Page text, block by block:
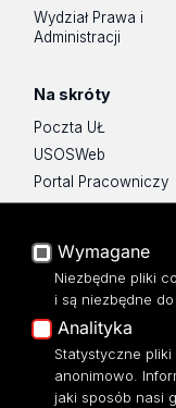
Wydział Prawa i
Administracji
Na skróty
Poczta UŁ
USOSWeb
Portal Pracowniczy
Baza Aktów
Moodle
Eksperci UŁ
Polityka Prywatności
Dostępność
Wymagane
Niezbędne pliki
i są niezbędne
Analityka
Statystyczne
anonimowo.
jaki sposób nasi